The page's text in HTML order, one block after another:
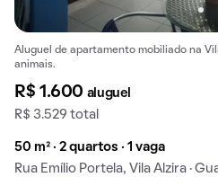
Aluguel de apartamento mobiliado na
animais.
R$ 1.600 aluguel
R$ 3.529 total
50 m² · 2 quartos · 1 vaga
Rua Emílio Portela, Vila Alzira ·